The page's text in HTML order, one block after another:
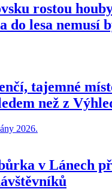
rostou
do lesa nemusí
tajemné
než z
v Lánech